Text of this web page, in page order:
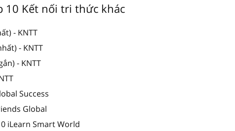
10 Kết nối tri thức khác
- KNTT
- KNTT
- KNTT
Success
Global
iLearn Smart World